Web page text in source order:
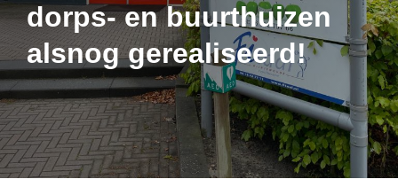
dorps- en buurthuizen
alsnog gerealiseerd!